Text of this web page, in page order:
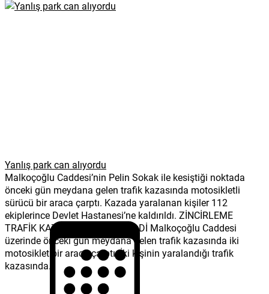
Yanlış park can alıyordu
Malkoçoğlu Caddesi’nin Pelin Sokak ile kesiştiği noktada
önceki gün meydana gelen trafik kazasında motosikletli
sürücü bir araca çarptı. Kazada yaralanan kişiler 112
ekiplerince Devlet Hastanesi’ne kaldırıldı. ZİNCİRLEME
TRAFİK KAZASI MEYDANA GELDİ Malkoçoğlu Caddesi
üzerinde önceki gün meydana gelen trafik kazasında iki
motosiklet bir araca çarptı. İki kişinin yaralandığı trafik
kazasında...